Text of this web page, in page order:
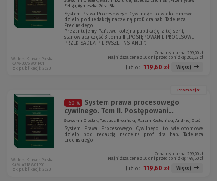
Feliga, Agnieszka Góra-Bła...
System Prawa Procesowego Cywilnego to wielotomowe
dzieło pod redakcją naczelną prof. dra hab. Tadeusza
Erecińskiego.
Prezentujemy Państwu kolejną publikację z tej serii,
stanowiącą część 3 tomu II „POSTĘPOWANIE PROCESOWE
PRZED SĄDEM PIERWSZEJ INSTANCJI”.
Cena regularna: 299,00 zł
Najniższa cena z 30 dni przed obniżką: 203,32 zł
Już od: 119,60 zł Więcej
Wolters Kluwer Polska
KAM-3076 W01P01
Rok publikacji: 2023
Promocja!
-60 %
System prawa procesowego
cywilnego. Tom II. Postępowani...
Sławomir Cieślak, Tadeusz Ereciński, Marcin Kostwiński, Andrzej Olaś
System Prawa Procesowego Cywilnego to wielotomowe
dzieło pod redakcją naczelną prof. dra hab. Tadeusza
Erecińskiego.
Cena regularna: 299,00 zł
Najniższa cena z 30 dni przed obniżką: 149,50 zł
Już od: 119,60 zł Więcej
Wolters Kluwer Polska
KAM-4718 W01P01
Rok publikacji: 2023